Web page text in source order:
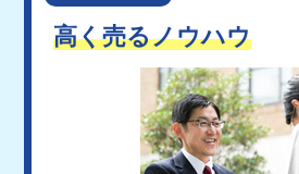
高く売るノウハウ